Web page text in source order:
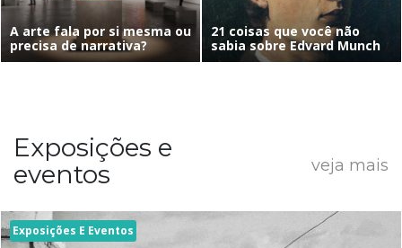
A arte fala por si mesma ou
precisa de narrativa?
21 coisas que você não
sabia sobre Edvard Munch
Exposições e
eventos
veja mais
Exposições E Eventos